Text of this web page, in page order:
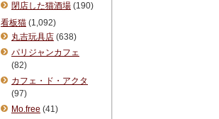
閉店した猫酒場 (190)
看板猫 (1,092)
丸吉玩具店 (638)
パリジャンカフェ
(82)
カフェ・ド・アクタ
(97)
Mo.free (41)